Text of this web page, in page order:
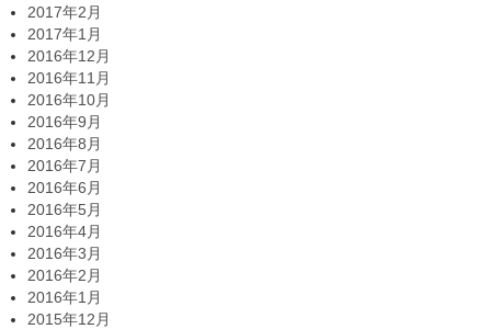
2017年2月
2017年1月
2016年12月
2016年11月
2016年10月
2016年9月
2016年8月
2016年7月
2016年6月
2016年5月
2016年4月
2016年3月
2016年2月
2016年1月
2015年12月